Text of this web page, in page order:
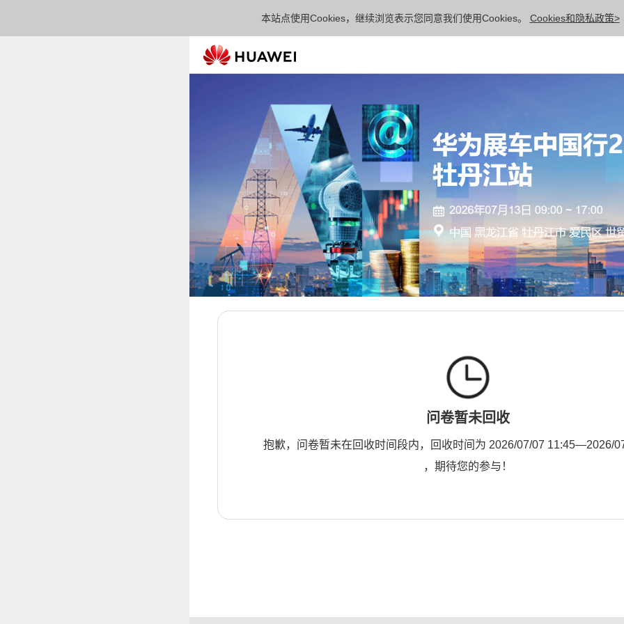
本站点使用Cookies，继续浏览表示您同意我们使用Cookies。 Cookies和隐私政策>
问卷暂未回收
抱歉，问卷暂未在回收时间段内，回收时间为 2026/07/07 11:45—2026/
，期待您的参与！